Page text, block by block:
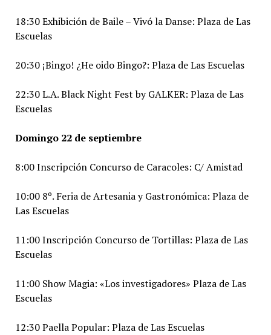
18:30 Exhibición de Baile – Vivó la Danse: Plaza de Las
Escuelas
20:30 ¡Bingo! ¿He oido Bingo?: Plaza de Las Escuelas
22:30 L.A. Black Night Fest by GALKER: Plaza de Las
Escuelas
Domingo 22 de septiembre
8:00 Inscripción Concurso de Caracoles: C/ Amistad
10:00 8º. Feria de Artesania y Gastronómica: Plaza de
Las Escuelas
11:00 Inscripción Concurso de Tortillas: Plaza de Las
Escuelas
11:00 Show Magia: «Los investigadores» Plaza de Las
Escuelas
12:30 Paella Popular: Plaza de Las Escuelas